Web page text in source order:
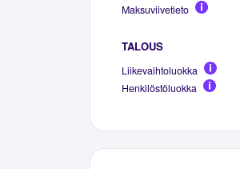
Maksuviivetieto
TALOUS
Liikevaihtoluokka
Henkilöstöluokka